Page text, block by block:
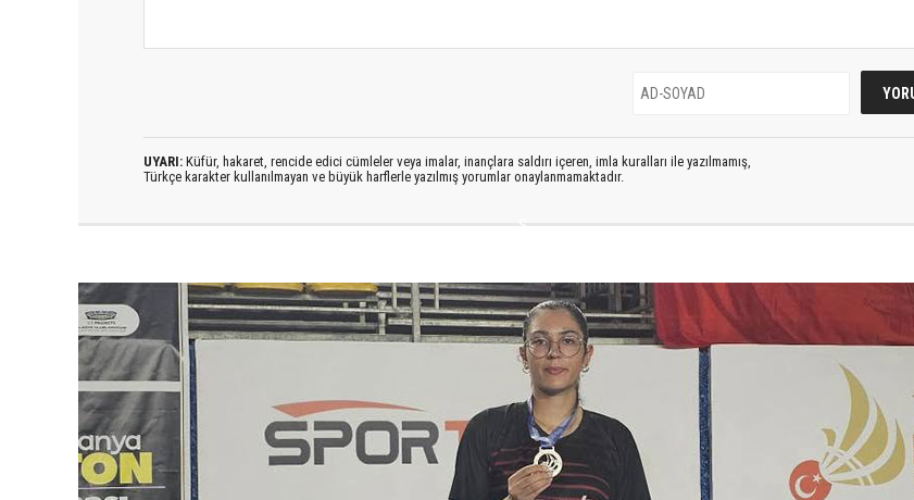
UYARI: Küfür, hakaret, rencide edici cümleler veya imalar, inançlara saldırı içeren, imla kuralları ile yazılmamış,
Türkçe karakter kullanılmayan ve büyük harflerle yazılmış yorumlar onaylanmamaktadır.